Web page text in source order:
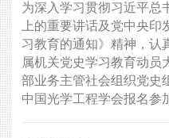
为深入学习贯彻习近平总
上的重要讲话及党中央
习教育的通知》精神，认
属机关党史学习教育动员
部业务主管社会组织党史
中国光学工程学会报名参